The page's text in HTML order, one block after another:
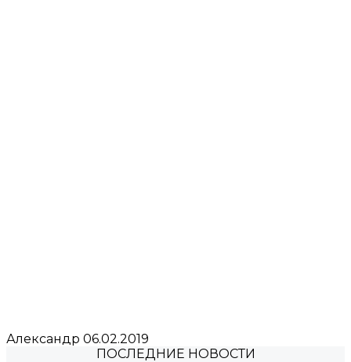
Александр 06.02.2019
ПОСЛЕДНИЕ НОВОСТИ